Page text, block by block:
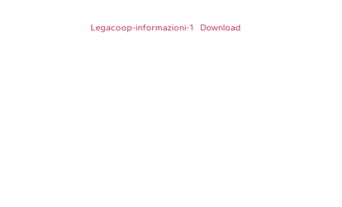
Legacoop-informazioni-1 Download